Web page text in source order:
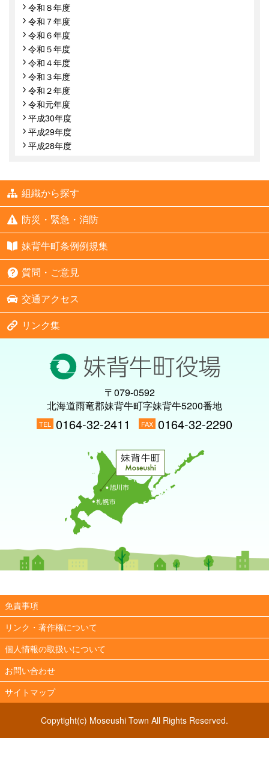
令和８年度
令和７年度
令和６年度
令和５年度
令和４年度
令和３年度
令和２年度
令和元年度
平成30年度
平成29年度
平成28年度
組織から探す
防災・緊急・消防
妹背牛町条例例規集
質問・ご意見
交通アクセス
リンク集
〒079-0592
北海道雨竜郡妹背牛町字妹背牛5200番地
TEL 0164-32-2411 FAX 0164-32-2290
免責事項
リンク・著作権について
個人情報の取扱いについて
お問い合わせ
サイトマップ
Copytight(c) Moseushi Town All Rights Reserved.